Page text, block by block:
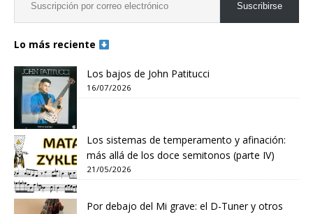
Suscribirse
Lo más reciente
Los bajos de John Patitucci
16/07/2026
Los sistemas de temperamento y afinación:
más allá de los doce semitonos (parte IV)
21/05/2026
Por debajo del Mi grave: el D-Tuner y otros